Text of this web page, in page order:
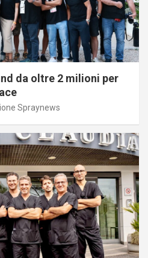
da oltre 2 milioni per
Spraynews